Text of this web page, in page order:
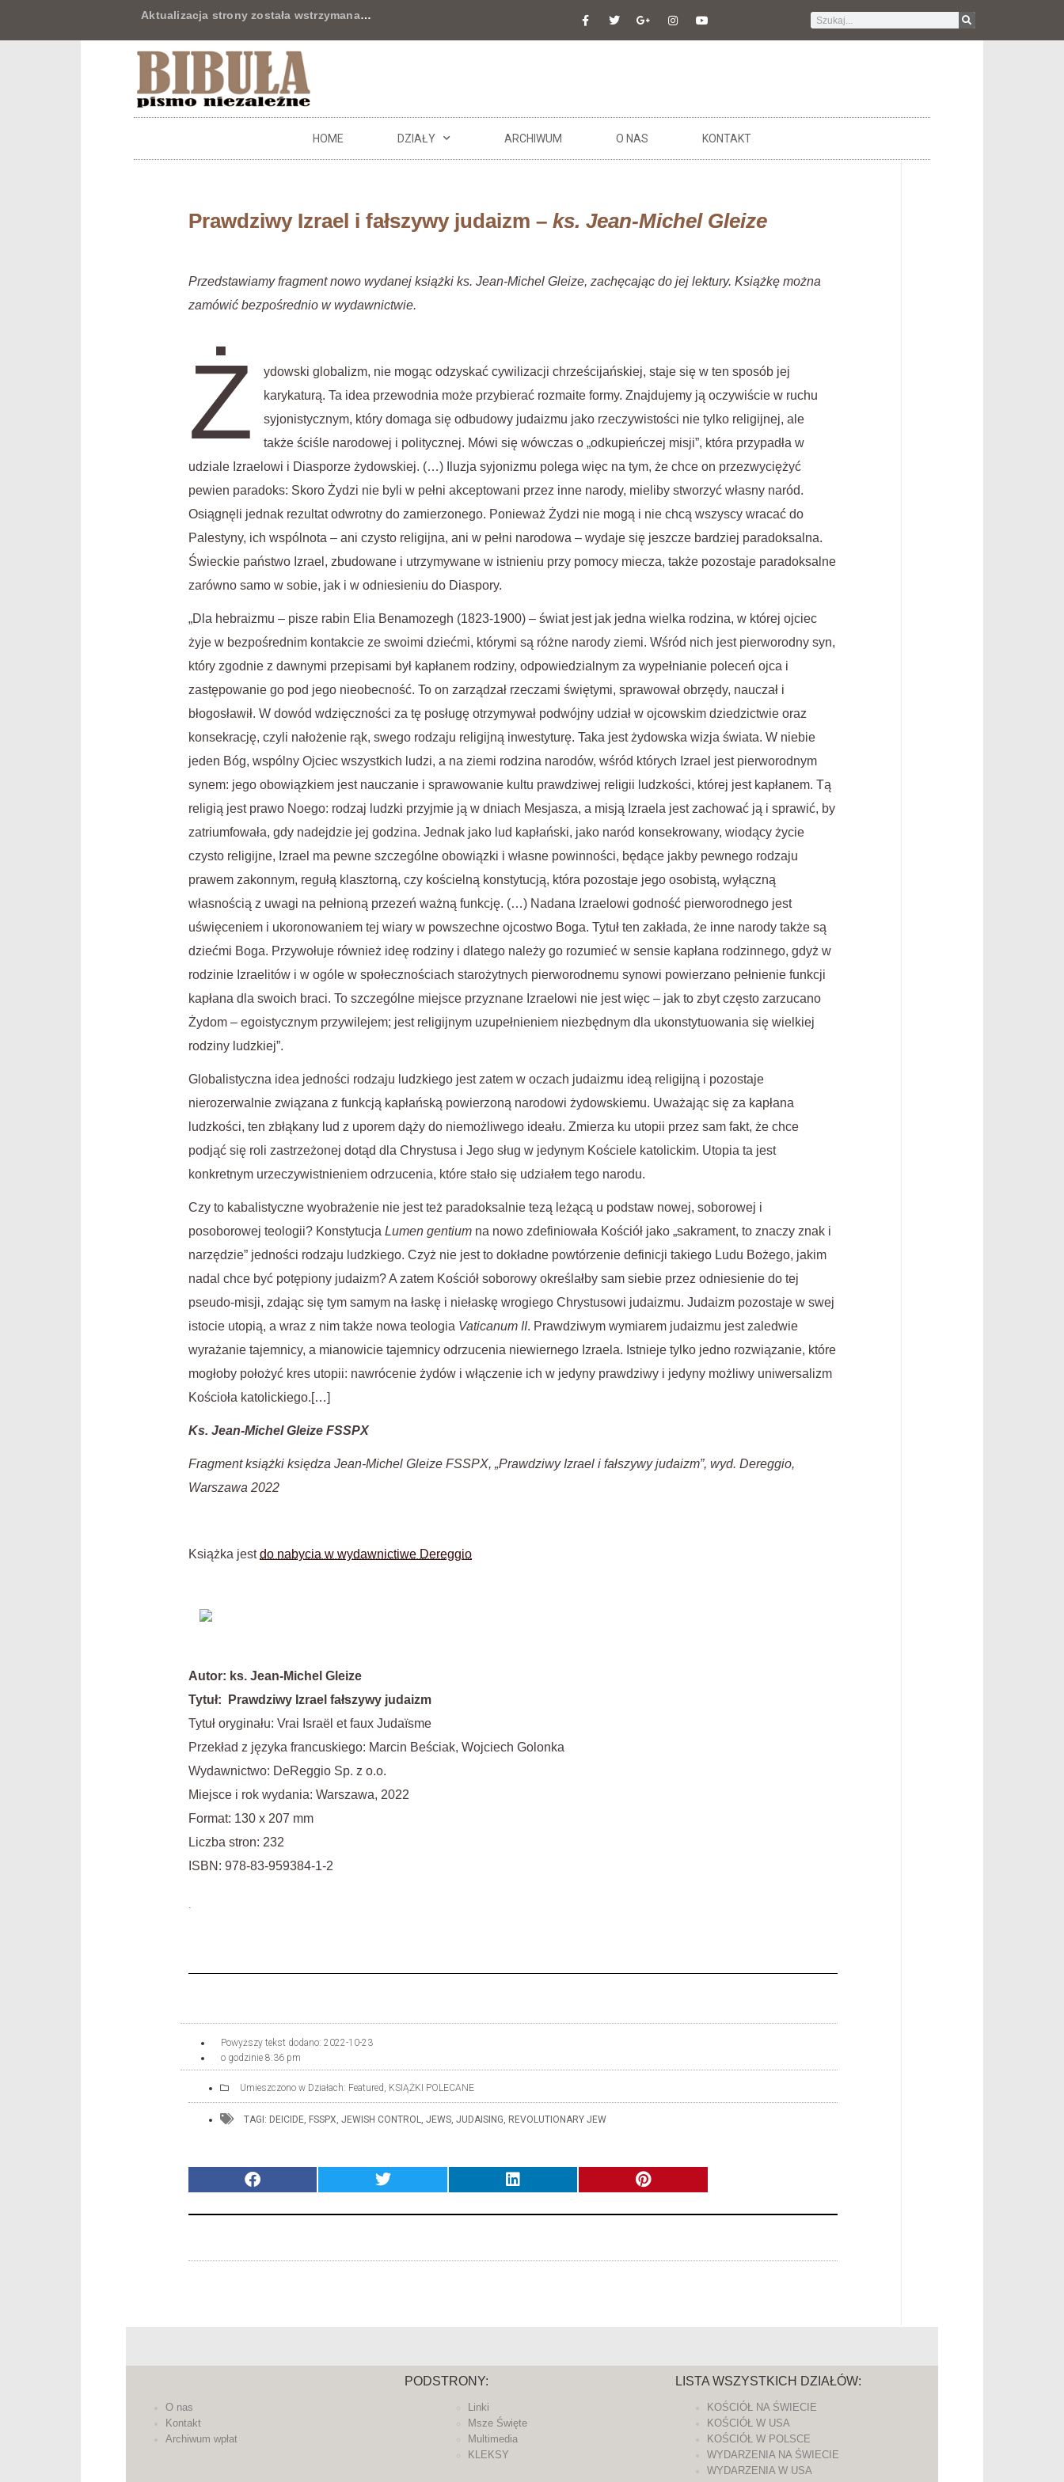
Aktualizacja strony została wstrzymana…
HOME DZIAŁY ARCHIWUM O NAS KONTAKT
Prawdziwy Izrael i fałszywy judaizm – ks. Jean-Michel Gleize
Przedstawiamy fragment nowo wydanej książki ks. Jean-Michel Gleize, zachęcając do jej lektury. Książkę można
zamówić bezpośrednio w wydawnictwie.
Ż
ydowski globalizm, nie mogąc odzyskać cywilizacji chrześcijańskiej, staje się w ten sposób jej
karykaturą. Ta idea przewodnia może przybierać rozmaite formy. Znajdujemy ją oczywiście w ruchu
syjonistycznym, który domaga się odbudowy judaizmu jako rzeczywistości nie tylko religijnej, ale
także ściśle narodowej i politycznej. Mówi się wówczas o „odkupieńczej misji”, która przypadła w
udziale Izraelowi i Diasporze żydowskiej. (…) Iluzja syjonizmu polega więc na tym, że chce on przezwyciężyć
pewien paradoks: Skoro Żydzi nie byli w pełni akceptowani przez inne narody, mieliby stworzyć własny naród.
Osiągnęli jednak rezultat odwrotny do zamierzonego. Ponieważ Żydzi nie mogą i nie chcą wszyscy wracać do
Palestyny, ich wspólnota – ani czysto religijna, ani w pełni narodowa – wydaje się jeszcze bardziej paradoksalna.
Świeckie państwo Izrael, zbudowane i utrzymywane w istnieniu przy pomocy miecza, także pozostaje paradoksalne
zarówno samo w sobie, jak i w odniesieniu do Diaspory.
„Dla hebraizmu – pisze rabin Elia Benamozegh (1823-1900) – świat jest jak jedna wielka rodzina, w której ojciec
żyje w bezpośrednim kontakcie ze swoimi dziećmi, którymi są różne narody ziemi. Wśród nich jest pierworodny syn,
który zgodnie z dawnymi przepisami był kapłanem rodziny, odpowiedzialnym za wypełnianie poleceń ojca i
zastępowanie go pod jego nieobecność. To on zarządzał rzeczami świętymi, sprawował obrzędy, nauczał i
błogosławił. W dowód wdzięczności za tę posługę otrzymywał podwójny udział w ojcowskim dziedzictwie oraz
konsekrację, czyli nałożenie rąk, swego rodzaju religijną inwestyturę. Taka jest żydowska wizja świata. W niebie
jeden Bóg, wspólny Ojciec wszystkich ludzi, a na ziemi rodzina narodów, wśród których Izrael jest pierworodnym
synem: jego obowiązkiem jest nauczanie i sprawowanie kultu prawdziwej religii ludzkości, której jest kapłanem. Tą
religią jest prawo Noego: rodzaj ludzki przyjmie ją w dniach Mesjasza, a misją Izraela jest zachować ją i sprawić, by
zatriumfowała, gdy nadejdzie jej godzina. Jednak jako lud kapłański, jako naród konsekrowany, wiodący życie
czysto religijne, Izrael ma pewne szczególne obowiązki i własne powinności, będące jakby pewnego rodzaju
prawem zakonnym, regułą klasztorną, czy kościelną konstytucją, która pozostaje jego osobistą, wyłączną
własnością z uwagi na pełnioną przezeń ważną funkcję. (…) Nadana Izraelowi godność pierworodnego jest
uświęceniem i ukoronowaniem tej wiary w powszechne ojcostwo Boga. Tytuł ten zakłada, że inne narody także są
dziećmi Boga. Przywołuje również ideę rodziny i dlatego należy go rozumieć w sensie kapłana rodzinnego, gdyż w
rodzinie Izraelitów i w ogóle w społecznościach starożytnych pierworodnemu synowi powierzano pełnienie funkcji
kapłana dla swoich braci. To szczególne miejsce przyznane Izraelowi nie jest więc – jak to zbyt często zarzucano
Żydom – egoistycznym przywilejem; jest religijnym uzupełnieniem niezbędnym dla ukonstytuowania się wielkiej
rodziny ludzkiej”.
Globalistyczna idea jedności rodzaju ludzkiego jest zatem w oczach judaizmu ideą religijną i pozostaje
nierozerwalnie związana z funkcją kapłańską powierzoną narodowi żydowskiemu. Uważając się za kapłana
ludzkości, ten zbłąkany lud z uporem dąży do niemożliwego ideału. Zmierza ku utopii przez sam fakt, że chce
podjąć się roli zastrzeżonej dotąd dla Chrystusa i Jego sług w jedynym Kościele katolickim. Utopia ta jest
konkretnym urzeczywistnieniem odrzucenia, które stało się udziałem tego narodu.
Czy to kabalistyczne wyobrażenie nie jest też paradoksalnie tezą leżącą u podstaw nowej, soborowej i
posoborowej teologii? Konstytucja Lumen gentium na nowo zdefiniowała Kościół jako „sakrament, to znaczy znak i
narzędzie” jedności rodzaju ludzkiego. Czyż nie jest to dokładne powtórzenie definicji takiego Ludu Bożego, jakim
nadal chce być potępiony judaizm? A zatem Kościół soborowy określałby sam siebie przez odniesienie do tej
pseudo-misji, zdając się tym samym na łaskę i niełaskę wrogiego Chrystusowi judaizmu. Judaizm pozostaje w swej
istocie utopią, a wraz z nim także nowa teologia Vaticanum II. Prawdziwym wymiarem judaizmu jest zaledwie
wyrażanie tajemnicy, a mianowicie tajemnicy odrzucenia niewiernego Izraela. Istnieje tylko jedno rozwiązanie, które
mogłoby położyć kres utopii: nawrócenie żydów i włączenie ich w jedyny prawdziwy i jedyny możliwy uniwersalizm
Kościoła katolickiego.[…]
Ks. Jean-Michel Gleize FSSPX
Fragment książki księdza Jean-Michel Gleize FSSPX, „Prawdziwy Izrael i fałszywy judaizm”, wyd. Dereggio,
Warszawa 2022
Książka jestdo nabycia w wydawnictiwe Dereggio
Autor: ks. Jean-Michel Gleize
Tytuł: Prawdziwy Izrael fałszywy judaizm
Tytuł oryginału: Vrai Israël et faux Judaïsme
Przekład z języka francuskiego: Marcin Beściak, Wojciech Golonka
Wydawnictwo: DeReggio Sp. z o.o.
Miejsce i rok wydania: Warszawa, 2022
Format: 130 x 207 mm
Liczba stron: 232
ISBN: 978-83-959384-1-2
Powyższy tekst dodano: 2022-10-23
o godzinie 8:36 pm
Umieszczono w Działach: Featured, KSIĄŻKI POLECANE
TAGI: DEICIDE, FSSPX, JEWISH CONTROL, JEWS, JUDAISING, REVOLUTIONARY JEW
O nas
Kontakt
Archiwum wpłat
PODSTRONY:
Linki
Msze Święte
Multimedia
KLEKSY
LISTA WSZYSTKICH DZIAŁÓW:
KOŚCIÓŁ NA ŚWIECIE
KOŚCIÓŁ W USA
KOŚCIÓŁ W POLSCE
WYDARZENIA NA ŚWIECIE
WYDARZENIA W USA